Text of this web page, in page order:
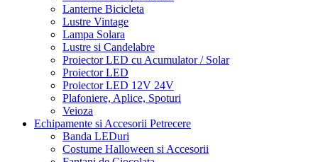
Lanterne Bicicleta
Lustre Vintage
Lampa Solara
Lustre si Candelabre
Proiector LED cu Acumulator / Solar
Proiector LED
Proiector LED 12V 24V
Plafoniere, Aplice, Spoturi
Veioza
Echipamente si Accesorii Petrecere
Banda LEDuri
Costume Halloween si Accesorii